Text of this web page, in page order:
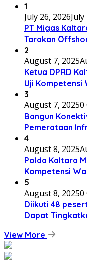
1
July 26, 2026
PT Migas
Tarakan
2
August 7, 2025
Ketua DPRD
Uji Kompetensi
3
August 7, 20250
Bangun
Pemerataan
4
August 8, 2025
Polda Kaltara
Kompetensi
5
August 8, 20250
Diikuti 48
Dapat
View More